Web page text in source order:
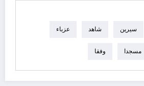
سيرين شاهد عزباء
مسجدا وفقا